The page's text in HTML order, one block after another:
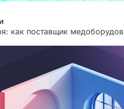
как поставщик